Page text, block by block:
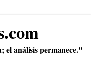
el análisis permanece."